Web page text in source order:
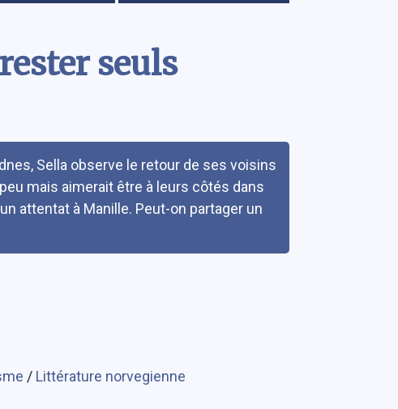
seuls
Sella observe le retour de ses voisins
mais aimerait être à leurs côtés dans
attentat à Manille. Peut-on partager un
/ Littérature norvegienne